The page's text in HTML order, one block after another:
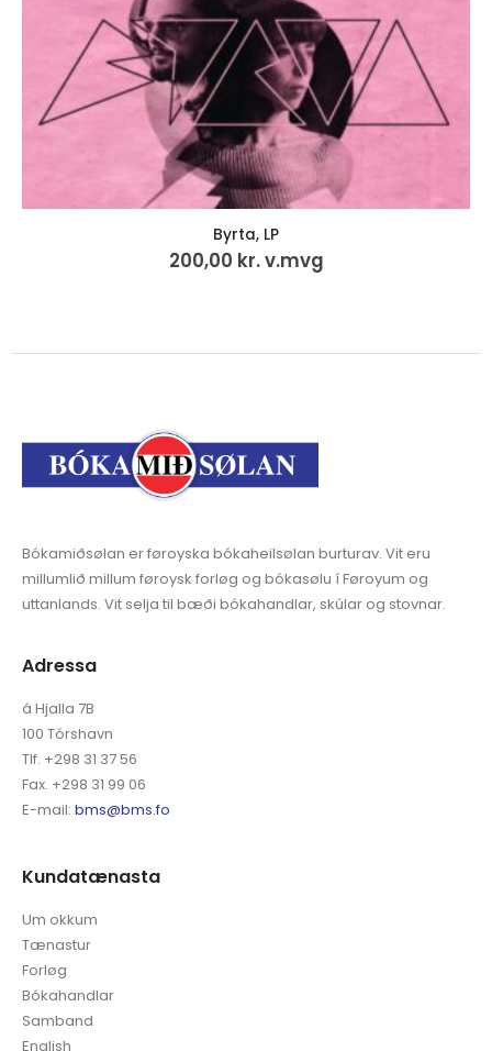
Byrta, LP
200,00 kr.v.mvg
Bókamiðsølan er føroyska bókaheilsølan burturav. Vit eru
millumlið millum føroysk forløg og bókasølu í Føroyum og
uttanlands. Vit selja til bæði bókahandlar, skúlar og stovnar.
Adressa
á Hjalla 7B
100 Tórshavn
Tlf. +298 31 37 56
Fax. +298 31 99 06
E-mail: bms@bms.fo
Kundatænasta
Um okkum
Tænastur
Forløg
Bókahandlar
Samband
English